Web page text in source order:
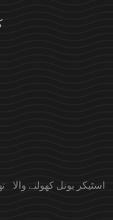
اسٹیکر بوتل کھولنے والا